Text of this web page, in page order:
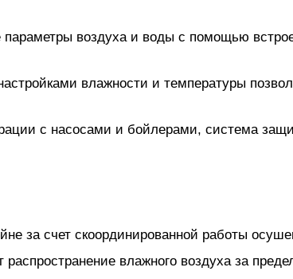
параметры воздуха и воды с помощью
влажности и температуры
с насосами и бойлерами, система
за счет скоординированной работы
влажного воздуха за